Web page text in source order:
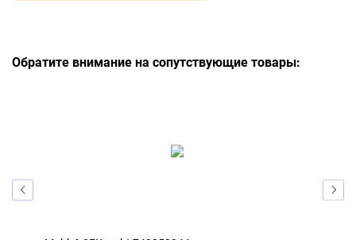
Обратите внимание на сопутствующие товары: